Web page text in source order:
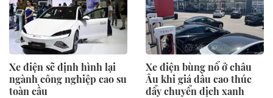
Xe điện sẽ định hình lại
ngành công nghiệp cao su
toàn cầu
Xe điện bùng nổ ở châu
Âu khi giá dầu cao thúc
đẩy chuyển dịch xanh